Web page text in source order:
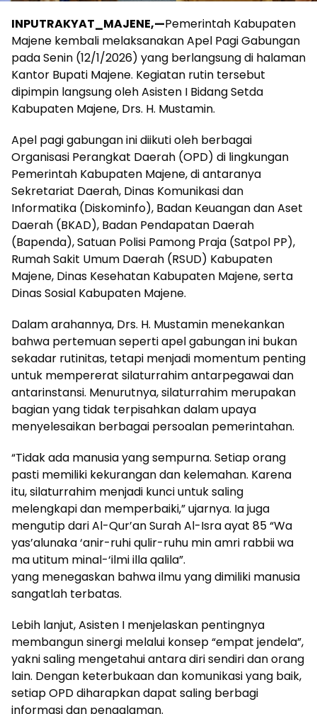
INPUTRAKYAT_MAJENE,—Pemerintah Kabupaten
Majene kembali melaksanakan Apel Pagi Gabungan
pada Senin (12/1/2026) yang berlangsung di halaman
Kantor Bupati Majene. Kegiatan rutin tersebut
dipimpin langsung oleh Asisten I Bidang Setda
Kabupaten Majene, Drs. H. Mustamin.
Apel pagi gabungan ini diikuti oleh berbagai
Organisasi Perangkat Daerah (OPD) di lingkungan
Pemerintah Kabupaten Majene, di antaranya
Sekretariat Daerah, Dinas Komunikasi dan
Informatika (Diskominfo), Badan Keuangan dan Aset
Daerah (BKAD), Badan Pendapatan Daerah
(Bapenda), Satuan Polisi Pamong Praja (Satpol PP),
Rumah Sakit Umum Daerah (RSUD) Kabupaten
Majene, Dinas Kesehatan Kabupaten Majene, serta
Dinas Sosial Kabupaten Majene.
Dalam arahannya, Drs. H. Mustamin menekankan
bahwa pertemuan seperti apel gabungan ini bukan
sekadar rutinitas, tetapi menjadi momentum penting
untuk mempererat silaturrahim antarpegawai dan
antarinstansi. Menurutnya, silaturrahim merupakan
bagian yang tidak terpisahkan dalam upaya
menyelesaikan berbagai persoalan pemerintahan.
“Tidak ada manusia yang sempurna. Setiap orang
pasti memiliki kekurangan dan kelemahan. Karena
itu, silaturrahim menjadi kunci untuk saling
melengkapi dan memperbaiki,” ujarnya. Ia juga
mengutip dari Al-Qur’an Surah Al-Isra ayat 85 “Wa
yas’alunaka ‘anir-ruhi qulir-ruhu min amri rabbii wa
ma utitum minal-‘ilmi illa qalila”.
yang menegaskan bahwa ilmu yang dimiliki manusia
sangatlah terbatas.
Lebih lanjut, Asisten I menjelaskan pentingnya
membangun sinergi melalui konsep “empat jendela”,
yakni saling mengetahui antara diri sendiri dan orang
lain. Dengan keterbukaan dan komunikasi yang baik,
setiap OPD diharapkan dapat saling berbagi
informasi dan pengalaman.